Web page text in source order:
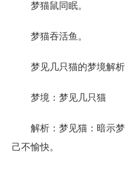
梦猫鼠同眠。
梦猫吞活鱼。
梦见几只猫的梦境解析
梦境：梦见几只猫
解析：梦见猫：暗示梦
己不愉快。